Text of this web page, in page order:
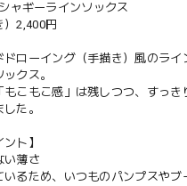
ャギーラインソックス
）2,400円
ドローイング（手描き）風のラ
クス。
もこもこ感」は残しつつ、すっ
た。
ト】
い薄さ
いるため、いつものパンプスやブ